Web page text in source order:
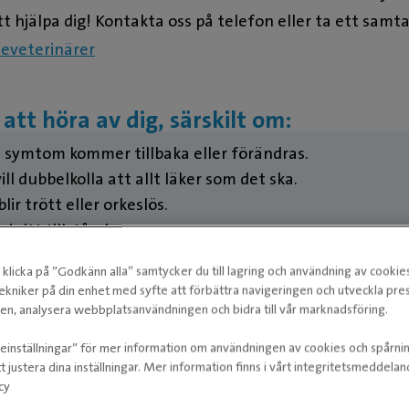
hjälpa dig! Kontakta oss på telefon eller ta ett
höra av dig, särskilt om:
kommer tillbaka eller förändras.
dubbelkolla att allt läker som det ska.
trött eller orkeslös.
i sitt tillstånd.
eller kissar mer eller mindre än normalt.
eller mår sämre på annat sätt. Katter kan bli
ditt djur bäst – känns något fel, även om det inte listas
ska du alltid höra av dig till oss eller kontakta närmaste
★
★
på ”Godkänn alla” samtycker du till lagring och användning av
på din enhet med syfte att förbättra navigeringen och utveckla
analysera webbplatsanvändningen och bidra till vår marknadsföring.
för mer information om användningen av cookies och
justera dina inställningar. Mer information finns i vårt